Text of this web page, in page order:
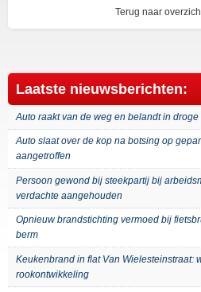
Terug naar
Laatste nieuwsberichten:
Auto raakt van de weg en belandt in
Auto slaat over de kop na botsing op
aangetroffen
Persoon gewond bij steekpartij bij
verdachte aangehouden
Opnieuw brandstichting vermoed bij
berm
Keukenbrand in flat Van Wielesteinstraat:
rookontwikkeling